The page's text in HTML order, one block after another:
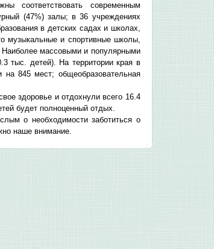
соответствовать современным
(47%) залы; в 36 учреждениях
в детских садах и школах,
музыкальные и спортивные школы,
Наиболее массовыми и популярными
тыс. детей). На территории края в
845 мест; общеобразовательная
здоровье и отдохнули всего 16.4
будет полноценный отдых.
о необходимости заботиться о
наше внимание.